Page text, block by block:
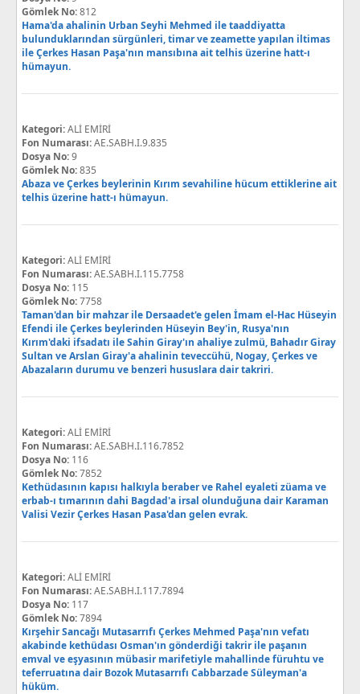
Gömlek No:812
Hama'da ahalinin Urban Seyhi Mehmed ile taaddiyatta
bulunduklarından sürgünleri, timar ve zeamette yapılan iltimas
ile Çerkes Hasan Paşa'nın mansıbına ait telhis üzerine hatt-ı
hümayun.
Kategori:ALİ EMİRİ
Fon Numarası:AE.SABH.I.9.835
Dosya No:9
Gömlek No:835
Abaza ve Çerkes beylerinin Kırım sevahiline hücum ettiklerine ait
telhis üzerine hatt-ı hümayun.
Kategori:ALİ EMİRİ
Fon Numarası:AE.SABH.I.115.7758
Dosya No: 115
Gömlek No:7758
Taman'dan bir mahzar ile Dersaadet'e gelen İmam el-Hac Hüseyin
Efendi ile Çerkes beylerinden Hüseyin Bey'in, Rusya'nın
Kırım'daki ifsadatı ile Sahin Giray'ın ahaliye zulmü, Bahadır Giray
Sultan ve Arslan Giray'a ahalinin teveccühü, Nogay, Çerkes ve
Abazaların durumu ve benzeri hususlara dair takriri.
Kategori:ALİ EMİRİ
Fon Numarası:AE.SABH.I.116.7852
Dosya No: 116
Gömlek No:7852
Kethüdasının kapısı halkıyla beraber ve Rahel eyaleti züama ve
erbab-ı tımarının dahi Bagdad'a irsal olunduğuna dair Karaman
Valisi Vezir Çerkes Hasan Pasa'dan gelen evrak.
Kategori:ALİ EMİRİ
Fon Numarası:AE.SABH.I.117.7894
Dosya No: 117
Gömlek No:7894
Kırşehir Sancağı Mutasarrıfı Çerkes Mehmed Paşa'nın vefatı
akabinde kethüdası Osman'ın gönderdiği takrir ile paşanın
emval ve eşyasının mübasir marifetiyle mahallinde füruhtu ve
teferruatına dair Bozok Mutasarrıfı Cabbarzade Süleyman'a
hüküm.